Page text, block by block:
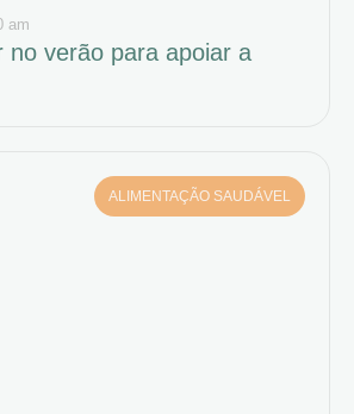
am
no verão para apoiar a
ALIMENTAÇÃO SAUDÁVEL